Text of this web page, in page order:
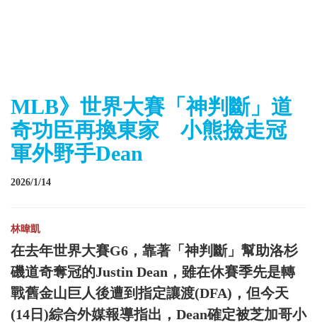
MLB》世界大賽「神判斷」道
奇功臣再換東家 小熊撿走冠
軍外野手Dean
2026/1/14
林暐凱
在去年世界大賽G6，靠著「神判斷」幫助洛杉
磯道奇奪冠的Justin Dean，雖在休賽季先是轉
戰舊金山巨人後遭到指定讓渡(DFA)，但今天
(14日)綜合外媒報導指出，Dean確定被芝加哥小